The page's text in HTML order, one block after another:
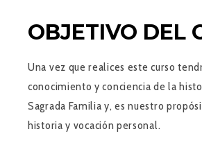
OBJETIVO DEL
Una vez que realices este curso
conocimiento y conciencia de la
Sagrada Familia y, es nuestro
historia y vocación personal.